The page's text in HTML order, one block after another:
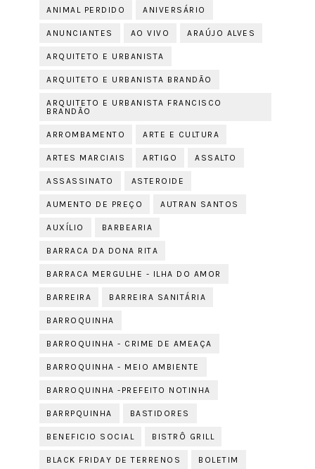
ANIMAL PERDIDO ANIVERSÁRIO
ANUNCIANTES AO VIVO ARAÚJO ALVES
ARQUITETO E URBANISTA
ARQUITETO E URBANISTA BRANDÃO
ARQUITETO E URBANISTA FRANCISCO
BRANDÃO
ARROMBAMENTO ARTE E CULTURA
ARTES MARCIAIS ARTIGO ASSALTO
ASSASSINATO ASTEROIDE
AUMENTO DE PREÇO AUTRAN SANTOS
AUXÍLIO BARBEARIA
BARRACA DA DONA RITA
BARRACA MERGULHE - ILHA DO AMOR
BARREIRA BARREIRA SANITÁRIA
BARROQUINHA
BARROQUINHA - CRIME DE AMEAÇA
BARROQUINHA - MEIO AMBIENTE
BARROQUINHA -PREFEITO NOTINHA
BARRPQUINHA BASTIDORES
BENEFICIO SOCIAL BISTRÔ GRILL
BLACK FRIDAY DE TERRENOS BOLETIM